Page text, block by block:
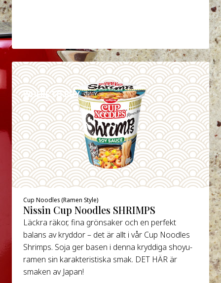
WHERE TO BUY
DETALJER
Cup Noodles (Ramen Style)
Nissin Cup Noodles SHRIMPS
Läckra räkor, fina grönsaker och en perfekt
balans av kryddor – det är allt i vår Cup Noodles
Shrimps. Soja ger basen i denna kryddiga shoyu-
ramen sin karakteristiska smak. DET HÄR är
smaken av Japan!